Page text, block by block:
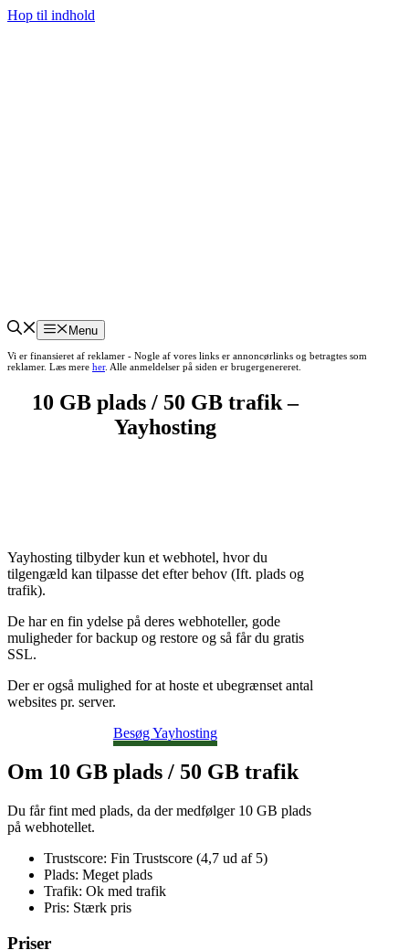
Hop til indhold
Menu
Vi er finansieret af reklamer - Nogle af vores links er annoncørlinks og betragtes som
reklamer. Læs mere her. Alle anmeldelser på siden er brugergenereret.
10 GB plads / 50 GB trafik –
Yayhosting
Yayhosting tilbyder kun et webhotel, hvor du
tilgengæld kan tilpasse det efter behov (Ift. plads og
trafik).
De har en fin ydelse på deres webhoteller, gode
muligheder for backup og restore og så får du gratis
SSL.
Der er også mulighed for at hoste et ubegrænset antal
websites pr. server.
Besøg Yayhosting
Om 10 GB plads / 50 GB trafik
Du får fint med plads, da der medfølger 10 GB plads
på webhotellet.
Trustscore: Fin Trustscore (4,7 ud af 5)
Plads: Meget plads
Trafik: Ok med trafik
Pris: Stærk pris
Priser